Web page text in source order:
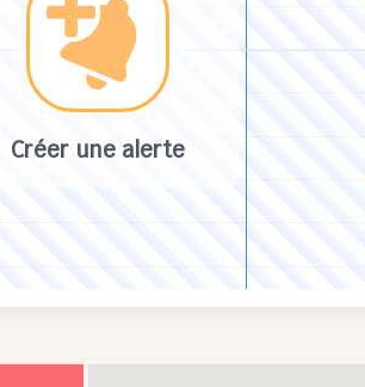
Créer une alerte